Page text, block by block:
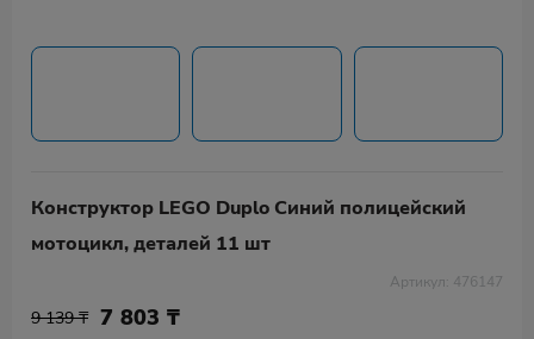
Конструктор LEGO Duplo Синий полицейский
мотоцикл, деталей 11 шт
Артикул: 476147
9 139 ₸ 7 803₸